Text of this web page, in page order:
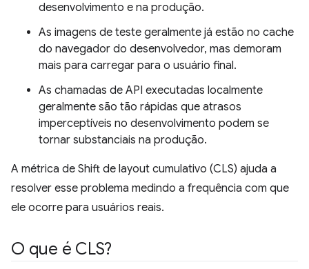
desenvolvimento e na produção.
As imagens de teste geralmente já estão no cache
do navegador do desenvolvedor, mas demoram
mais para carregar para o usuário final.
As chamadas de API executadas localmente
geralmente são tão rápidas que atrasos
imperceptíveis no desenvolvimento podem se
tornar substanciais na produção.
A métrica de Shift de layout cumulativo (CLS) ajuda a
resolver esse problema medindo a frequência com que
ele ocorre para usuários reais.
O que é CLS?